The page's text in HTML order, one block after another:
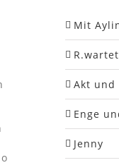
Mit
R.wartet
Akt und
Enge
Jenny